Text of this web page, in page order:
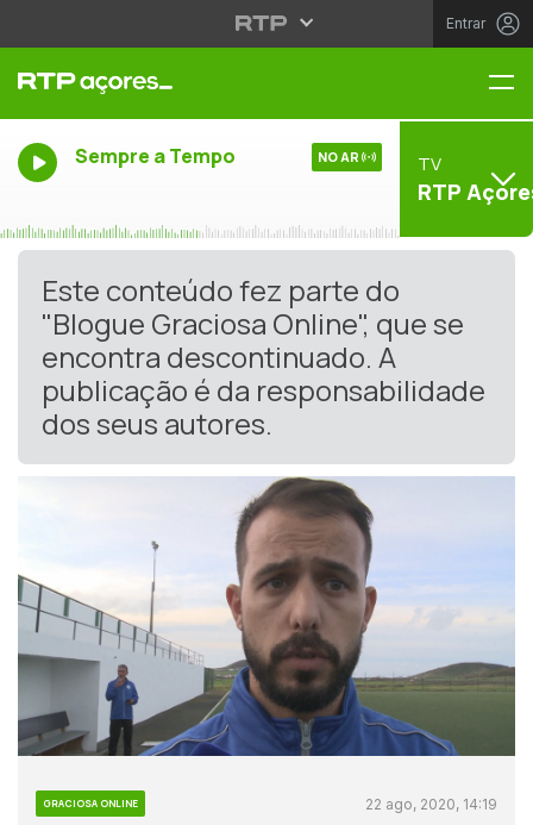
Entrar
Sempre a Tempo NO AR TV
RTP
Este conteúdo fez parte do
"Blogue Graciosa Online", que se
encontra descontinuado. A
publicação é da responsabilidade
dos seus autores.
GRACIOSA ONLINE 22 ago, 2020, 14:19